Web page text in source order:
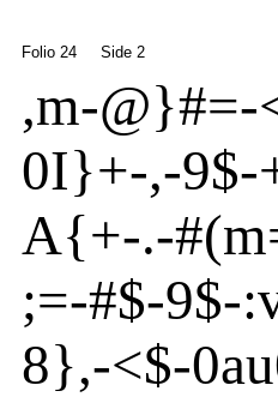
Folio 24 Side 2
,m-@}#=-
0I}+-,-9$-
A{+-.-#(m
;=-#$-9$-
8},-<$-0au